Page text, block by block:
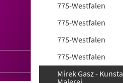
775-Westfalen
775-Westfalen
775-Westfalen
775-Westfalen
Mirek Gasz -